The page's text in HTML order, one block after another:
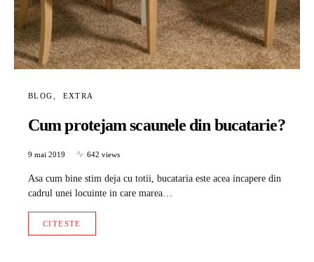
BLOG EXTRA
Cum protejam scaunele din bucatarie?
9 mai 2019 642 views
Asa cum bine stim deja cu totii, bucataria este acea incapere din
cadrul unei locuinte in care marea…
CITESTE